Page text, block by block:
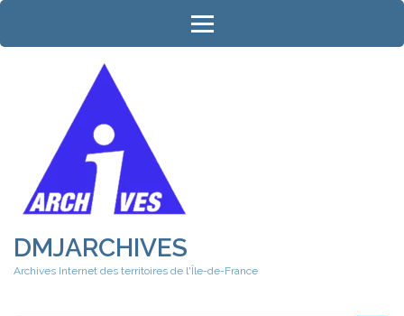
Aller
contenu
DMJARCHIVES
Archives Internet des territoires de l'Île-de-France